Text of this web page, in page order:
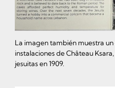
La imagen también muestra
instalaciones de Château
jesuitas en 1909.